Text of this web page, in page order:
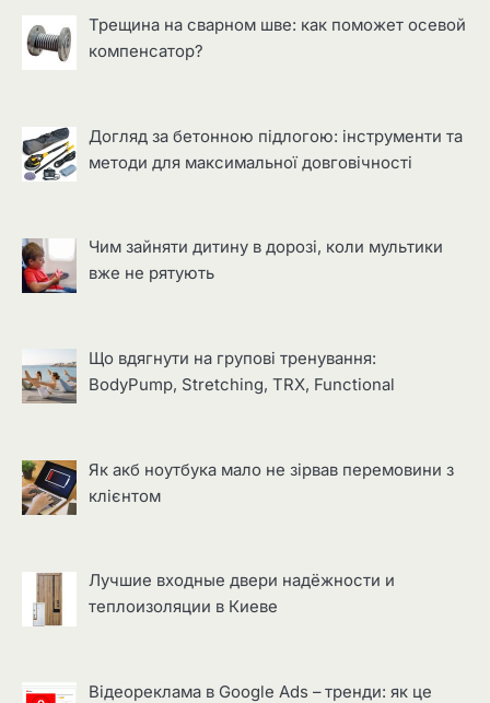
Трещина на сварном шве: как поможет осевой
компенсатор?
Догляд за бетонною підлогою: інструменти та
методи для максимальної довговічності
Чим зайняти дитину в дорозі, коли мультики
вже не рятують
Що вдягнути на групові тренування:
BodyPump, Stretching, TRX, Functional
Як акб ноутбука мало не зірвав перемовини з
клієнтом
Лучшие входные двери надёжности и
теплоизоляции в Киеве
Відеореклама в Google Ads – тренди: як це